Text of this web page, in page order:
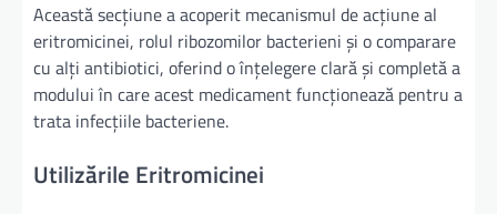
Această secțiune a acoperit mecanismul de acțiune al
eritromicinei, rolul ribozomilor bacterieni și o comparare
cu alți antibiotici, oferind o înțelegere clară și completă a
modului în care acest medicament funcționează pentru a
trata infecțiile bacteriene.
Utilizările Eritromicinei